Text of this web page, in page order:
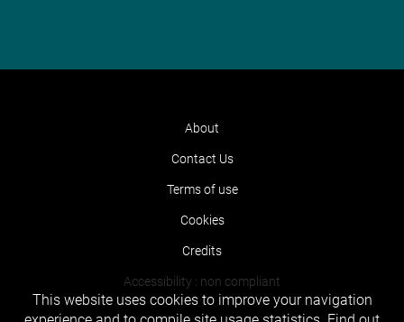
About
Contact Us
Terms of use
Cookies
Credits
Accessibility : non compliant
This website uses cookies to improve your navigation